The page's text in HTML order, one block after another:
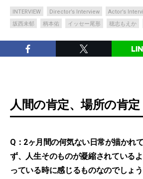
INTERVIEW Director’s Interview Actor’s
坂西未郁
柄本佑 イッセー尾形 穂志もえか
人間の肯定、場所の肯定
Q：2ヶ月間の何気ない日常が描かれ
ず、人生そのものが凝縮されている
っている時に感じるものなのでしょ